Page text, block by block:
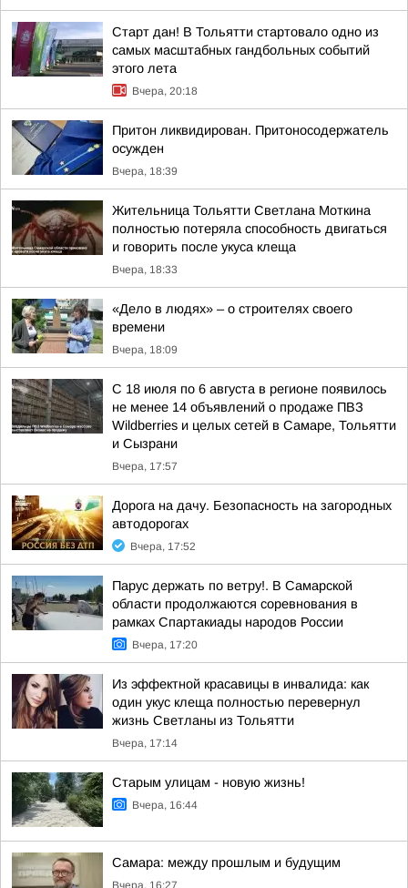
Старт дан! В Тольятти стартовало одно из
самых масштабных гандбольных событий
этого лета
Вчера, 20:18
Притон ликвидирован. Притоносодержатель
осужден
Вчера, 18:39
Жительница Тольятти Светлана Моткина
полностью потеряла способность двигаться
и говорить после укуса клеща
Вчера, 18:33
«Дело в людях» – о строителях своего
времени
Вчера, 18:09
С 18 июля по 6 августа в регионе появилось
не менее 14 объявлений о продаже ПВЗ
Wildberries и целых сетей в Самаре, Тольятти
и Сызрани
Вчера, 17:57
Дорога на дачу. Безопасность на загородных
автодорогах
Вчера, 17:52
Парус держать по ветру!. В Самарской
области продолжаются соревнования в
рамках Спартакиады народов России
Вчера, 17:20
Из эффектной красавицы в инвалида: как
один укус клеща полностью перевернул
жизнь Светланы из Тольятти
Вчера, 17:14
Старым улицам - новую жизнь!
Вчера, 16:44
Самара: между прошлым и будущим
Вчера, 16:27